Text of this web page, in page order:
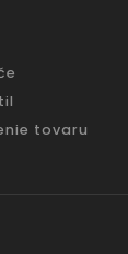
tovaru